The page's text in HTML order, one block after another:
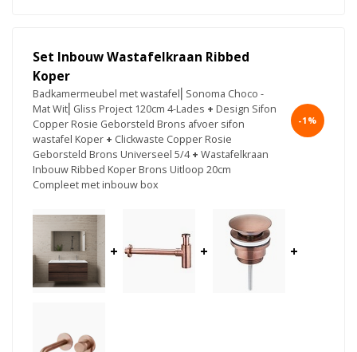
Set Inbouw Wastafelkraan Ribbed
Koper
Badkamermeubel met wastafel⎢Sonoma Choco -
Mat Wit⎢Gliss Project 120cm 4-Lades + Design Sifon
Copper Rosie Geborsteld Brons afvoer sifon
wastafel Koper + Clickwaste Copper Rosie
Geborsteld Brons Universeel 5/4 + Wastafelkraan
Inbouw Ribbed Koper Brons Uitloop 20cm
Compleet met inbouw box
-1%
+ + +